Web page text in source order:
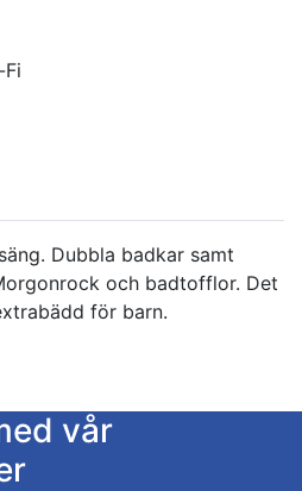
Dubbla badkar samt
och badtofflor. Det
för barn.
vår